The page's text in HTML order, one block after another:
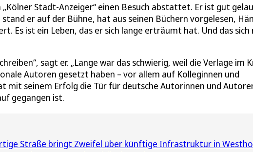
„Kölner Stadt-Anzeiger“ einen Besuch abstattet. Er ist gut
er auf der Bühne, hat aus seinen Büchern vorgelesen,
Es ist ein Leben, das er sich lange erträumt hat. Und das sich
sagt er. „Lange war das schwierig, weil die Verlage im
Autoren gesetzt haben – vor allem auf Kolleginnen und
mit seinem Erfolg die Tür für deutsche Autorinnen und
gegangen ist.
Straße bringt Zweifel über künftige Infrastruktur in